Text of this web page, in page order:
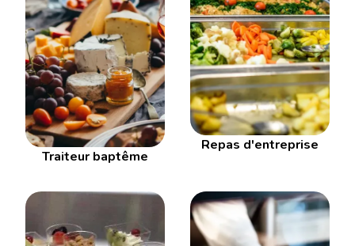
Traiteur baptême
Repas d'entreprise